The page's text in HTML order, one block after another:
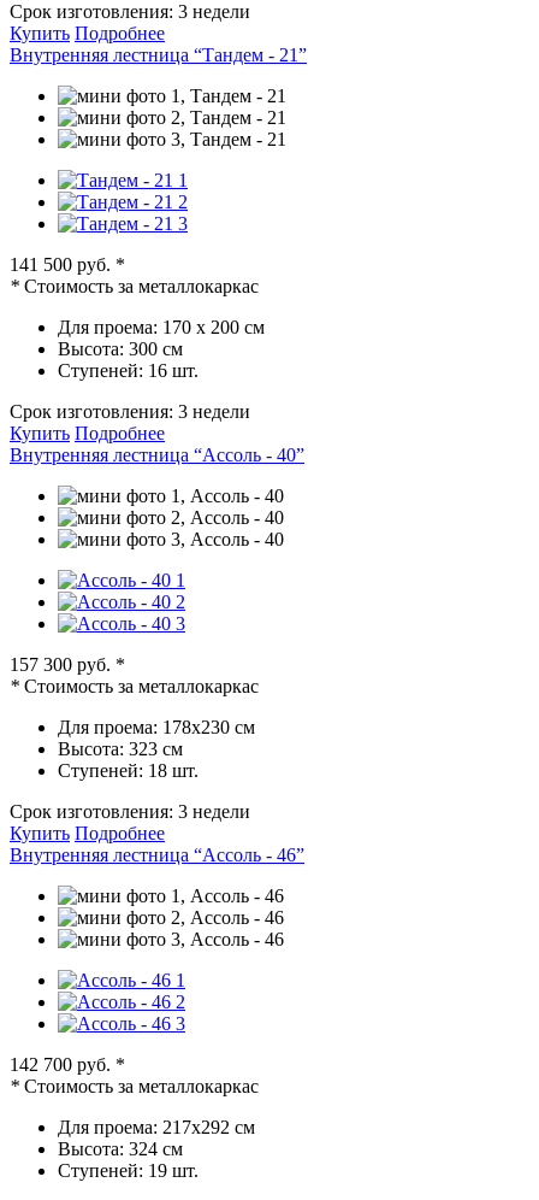
Срок изготовления: 3 недели
Купить Подробнее
Внутренняя лестница “Тандем - 21”
141 500 руб. *
* Стоимость за металлокаркас
Для проема: 170 х 200 см
Высота: 300 см
Ступеней: 16 шт.
Срок изготовления: 3 недели
Купить Подробнее
Внутренняя лестница “Ассоль - 40”
157 300 руб. *
* Стоимость за металлокаркас
Для проема: 178х230 см
Высота: 323 см
Ступеней: 18 шт.
Срок изготовления: 3 недели
Купить Подробнее
Внутренняя лестница “Ассоль - 46”
142 700 руб. *
* Стоимость за металлокаркас
Для проема: 217х292 см
Высота: 324 см
Ступеней: 19 шт.